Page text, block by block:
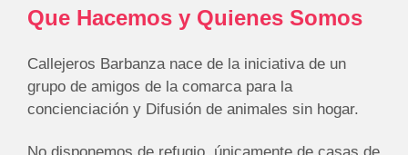
Que Hacemos y Quienes Somos
Callejeros Barbanza nace de la iniciativa de un
grupo de amigos de la comarca para la
concienciación y Difusión de animales sin hogar.
No disponemos de refugio, únicamente de casas de